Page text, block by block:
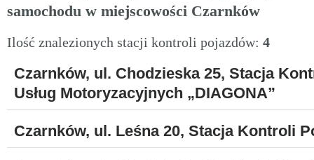
samochodu w miejscowości Czarnków
Ilość znalezionych stacji kontroli pojazdów: 4
Czarnków, ul. Chodzieska 25, Stacja
Usług Motoryzacyjnych „DIAGONA”
Czarnków, ul. Leśna 20, Stacja Kontroli